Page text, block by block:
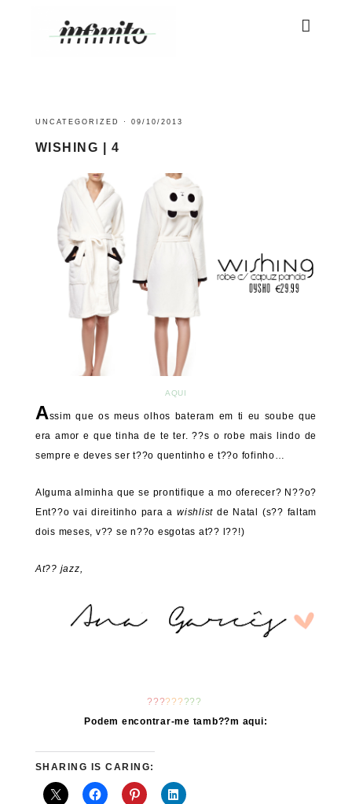
UNCATEGORIZED · 09/10/2013
WISHING | 4
AQUI
Assim que os meus olhos bateram em ti eu soube que
era amor e que tinha de te ter. ??s o robe mais lindo de
sempre e deves ser t??o quentinho e t??o fofinho…
Alguma alminha que se prontifique a mo oferecer? N??o?
Ent??o vai direitinho para awishlist de Natal (s?? faltam
dois meses, v?? se n??o esgotas at?? l??!)
At?? jazz,
?????? ???
Podem encontrar-me tamb??m aqui:
SHARING IS CARING: